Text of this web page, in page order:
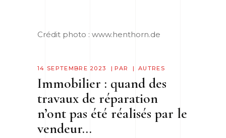
Crédit photo : www.henthorn.de
14 SEPTEMBRE 2023 PAR AUTRES
Immobilier : quand des
travaux de réparation
n’ont pas été réalisés par le
vendeur…